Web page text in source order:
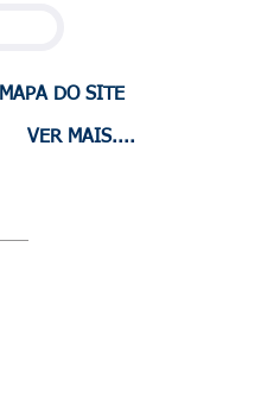
MAPA DO SITE
VER MAIS....